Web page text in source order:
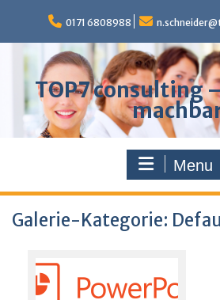
content
0171 6808988
TOP7 consulting
Menu
Galerie-Kategorie: